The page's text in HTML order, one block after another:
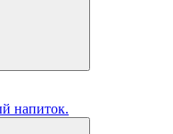
напиток.